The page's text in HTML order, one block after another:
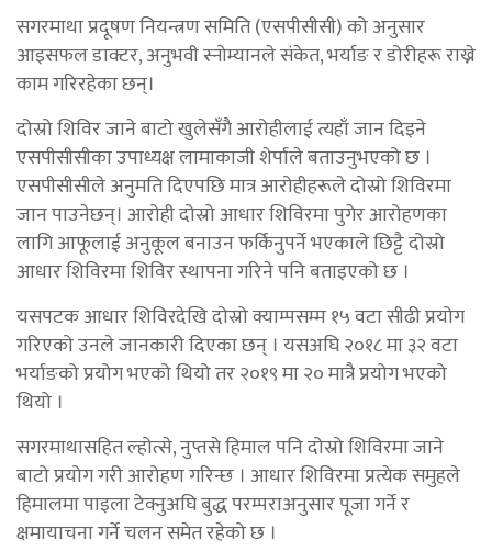
सगरमाथा प्रदूषण नियन्त्रण समिति (एसपीसीसी) को अनुसार
आइसफल डाक्टर, अनुभवी स्नोम्यानले संकेत, भर्याङ र डोरीहरू राख्ने
काम गरिरहेका छन्।
दोस्रो शिविर जाने बाटो खुलेसँगै आरोहीलाई त्यहाँ जान दिइने
एसपीसीसीका उपाध्यक्ष लामाकाजी शेर्पाले बताउनुभएको छ ।
एसपीसीसीले अनुमति दिएपछि मात्र आरोहीहरूले दोस्रो शिविरमा
जान पाउनेछन्। आरोही दोस्रो आधार शिविरमा पुगेर आरोहणका
लागि आफूलाई अनुकूल बनाउन फर्किनुपर्ने भएकाले छिट्टै दोस्रो
आधार शिविरमा शिविर स्थापना गरिने पनि बताइएको छ ।
यसपटक आधार शिविरदेखि दोस्रो क्याम्पसम्म १५ वटा सीढी प्रयोग
गरिएको उनले जानकारी दिएका छन् । यसअघि २०१८ मा ३२ वटा
भर्याङको प्रयोग भएको थियो तर २०१९ मा २० मात्रै प्रयोग भएको
थियो ।
सगरमाथासहित ल्होत्से, नुप्तसे हिमाल पनि दोस्रो शिविरमा जाने
बाटो प्रयोग गरी आरोहण गरिन्छ । आधार शिविरमा प्रत्येक समुहले
हिमालमा पाइला टेक्नुअघि बुद्ध परम्पराअनुसार पूजा गर्ने र
क्षमायाचना गर्ने चलन समेत रहेको छ ।